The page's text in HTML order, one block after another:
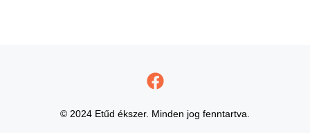
© 2024 Etűd ékszer. Minden jog fenntartva.